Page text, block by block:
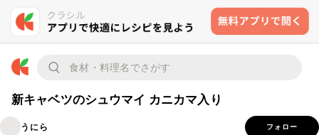
新キャベツのシュウマイ カニカマ入り
うにら フォロー